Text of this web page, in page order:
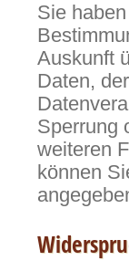
Sie
Auskunft
Daten,
Sperrung
weiteren
können